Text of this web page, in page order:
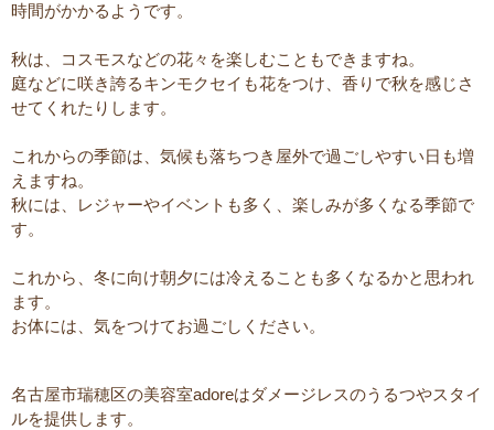
時間がかかるようです。
秋は、コスモスなどの花々を楽しむこともできますね。
庭などに咲き誇るキンモクセイも花をつけ、香りで秋を感じさ
せてくれたりします。
これからの季節は、気候も落ちつき屋外で過ごしやすい日も増
えますね。
秋には、レジャーやイベントも多く、楽しみが多くなる季節で
す。
これから、冬に向け朝夕には冷えることも多くなるかと思われ
ます。
お体には、気をつけてお過ごしください。
名古屋市瑞穂区の美容室adoreはダメージレスのうるつやスタイ
ルを提供します。